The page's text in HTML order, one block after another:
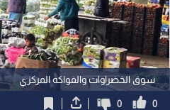
سوق الخضراوات والفواكه المركزي
0
0